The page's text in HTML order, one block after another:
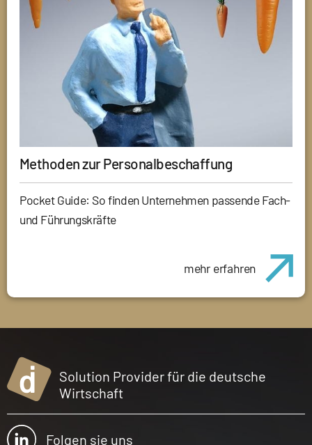
Methoden zur Personalbeschaffung
Pocket Guide: So finden Unternehmen passende Fach-
und Führungskräfte
mehr erfahren
Solution Provider für die deutsche
Wirtschaft
Folgen sie uns